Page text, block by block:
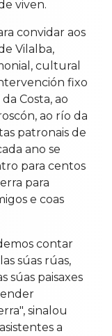
viven.
convidar aos
Vilalba,
cultural
fixo
Costa, ao
ao río da
patronais de
ano se
para centos
para
e coas
contar
súas rúas,
súas paisaxes
sinalou
a